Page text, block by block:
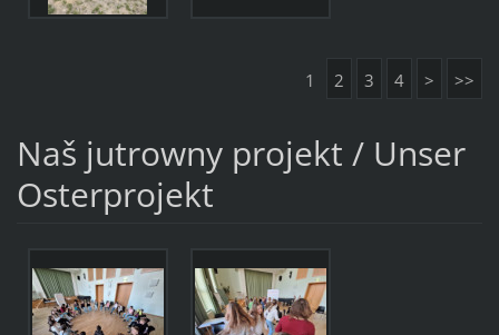
1 2 3 4 > >>
Naš jutrowny projekt / Unser
Osterprojekt